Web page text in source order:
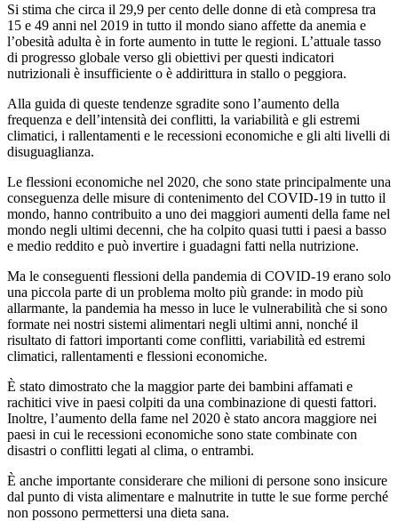
Si stima che circa il 29,9 per cento delle donne di età compresa tra
15 e 49 anni nel 2019 in tutto il mondo siano affette da anemia e
l’obesità adulta è in forte aumento in tutte le regioni. L’attuale tasso
di progresso globale verso gli obiettivi per questi indicatori
nutrizionali è insufficiente o è addirittura in stallo o peggiora.
Alla guida di queste tendenze sgradite sono l’aumento della
frequenza e dell’intensità dei conflitti, la variabilità e gli estremi
climatici, i rallentamenti e le recessioni economiche e gli alti livelli di
disuguaglianza.
Le flessioni economiche nel 2020, che sono state principalmente una
conseguenza delle misure di contenimento del COVID-19 in tutto il
mondo, hanno contribuito a uno dei maggiori aumenti della fame nel
mondo negli ultimi decenni, che ha colpito quasi tutti i paesi a basso
e medio reddito e può invertire i guadagni fatti nella nutrizione.
Ma le conseguenti flessioni della pandemia di COVID-19 erano solo
una piccola parte di un problema molto più grande: in modo più
allarmante, la pandemia ha messo in luce le vulnerabilità che si sono
formate nei nostri sistemi alimentari negli ultimi anni, nonché il
risultato di fattori importanti come conflitti, variabilità ed estremi
climatici, rallentamenti e flessioni economiche.
È stato dimostrato che la maggior parte dei bambini affamati e
rachitici vive in paesi colpiti da una combinazione di questi fattori.
Inoltre, l’aumento della fame nel 2020 è stato ancora maggiore nei
paesi in cui le recessioni economiche sono state combinate con
disastri o conflitti legati al clima, o entrambi.
È anche importante considerare che milioni di persone sono insicure
dal punto di vista alimentare e malnutrite in tutte le sue forme perché
non possono permettersi una dieta sana.